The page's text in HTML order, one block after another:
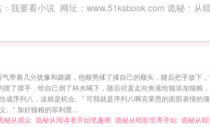
三秒记住本站：我要看小说 网址：
气带着几分犹豫和踌躇，他顺势揉了揉自己的额头，随后把手放
了摆手，给自己倒了杯水喝下，随后径直走向角落给猫添加猫粮
序列八，这就是机会。” 可我就是序列八啊克莱恩的面部表情的
。” 加好猫粮的菲利普...
秘从观众 诡秘从阅读者开始笔趣阁 诡秘从暗影世界开始 诡秘从